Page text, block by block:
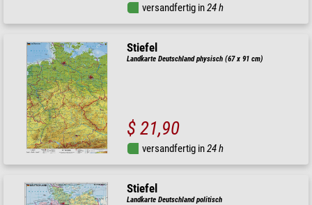
versandfertig in24 h
Stiefel
Landkarte Deutschland physisch (67 x 91 cm)
$ 21,90
versandfertig in24 h
Stiefel
Landkarte Deutschland politisch